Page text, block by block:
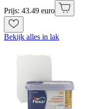
Prijs: 43.49 euro
Bekijk alles in lak